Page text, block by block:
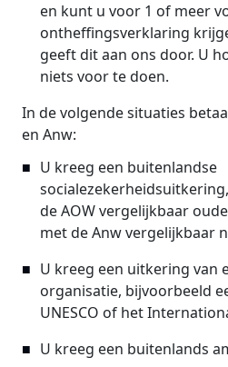
en kunt u voor 1 of meer
ontheffingsverklaring
geeft dit aan ons door. U
niets voor te doen.
In de volgende situaties
en Anw:
U kreeg een buitenlandse
de AOW vergelijkbaar
met de Anw vergelijkbaar
U kreeg een uitkering van
organisatie, bijvoorbeeld
UNESCO of het
U kreeg een buitenlands